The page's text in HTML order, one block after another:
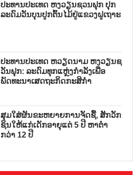
ປະທານປະເທດ ຫງວຽນຊວນຟຸກ ປຸກ
ລະດົມວັນບຸນປູກຕົ້ນໄມ້ຢູ່ແຂວງຝູເຖາະ
ປະທານປະເທດ ຫວຽດນາມ ຫງວຽນຊ
ວັນຟຸກ: ລະດົມທຸກແຫຼ່ງກຳລັງເພື່ອ
ພັດທະນາເສດຖະກິດກະສິກຳ
ສຸມໃສ່ຜັນຂະຫຍາຍການຈັດຊື້, ສັກວັກ
ຊິນໃຫ້ແກ່ເດັກອາຍຸແຕ່ 5 ປີ ຫາຕ່ຳ
ກວ່າ 12 ປີ